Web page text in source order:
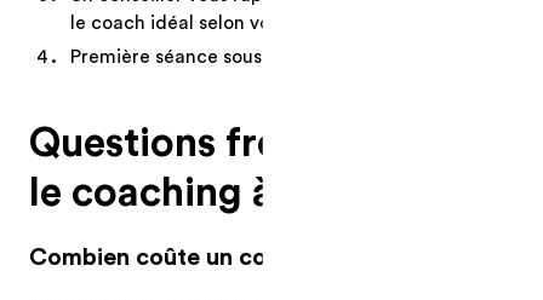
le coach idéal selon vos objectifs
Première séance sous 48h
Questions fréquentes sur
le coaching à Reims
Combien coûte un coach sportif à Reims ?